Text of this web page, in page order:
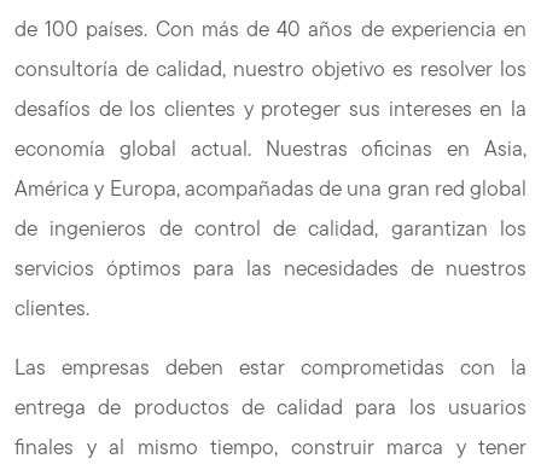
de 100 países. Con más de 40 años de experiencia en
consultoría de calidad, nuestro objetivo es resolver los
desafíos de los clientes y proteger sus intereses en la
economía global actual. Nuestras oficinas en Asia,
América y Europa, acompañadas de una gran red global
de ingenieros de control de calidad, garantizan los
servicios óptimos para las necesidades de nuestros
clientes.
Las empresas deben estar comprometidas con la
entrega de productos de calidad para los usuarios
finales y al mismo tiempo, construir marca y tener